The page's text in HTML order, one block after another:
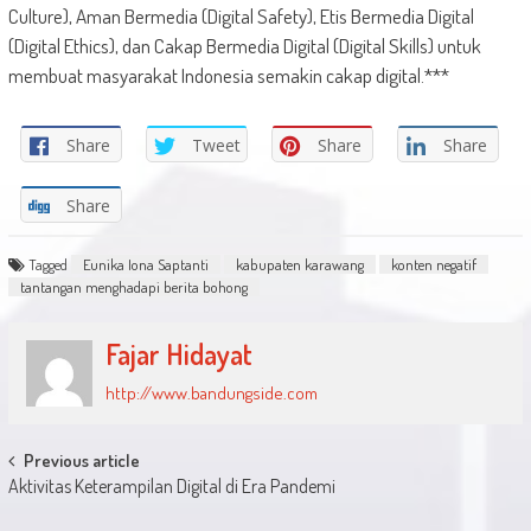
Culture), Aman Bermedia (Digital Safety), Etis Bermedia Digital
(Digital Ethics), dan Cakap Bermedia Digital (Digital Skills) untuk
membuat masyarakat Indonesia semakin cakap digital.***
Share Tweet Share Share
Share
Tagged Eunika Iona Saptanti kabupaten karawang
konten negatif
tantangan menghadapi berita bohong
Fajar Hidayat
http://www.bandungside.com
Post
navigation
Previous article
Aktivitas Keterampilan Digital di Era Pandemi